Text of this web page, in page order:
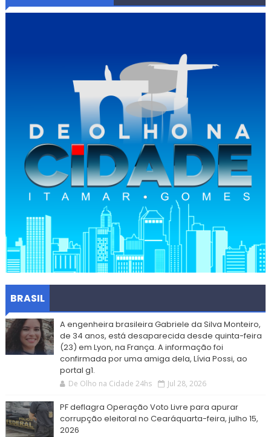
BRASIL
A engenheira brasileira Gabriele da Silva Monteiro,
de 34 anos, está desaparecida desde quinta-feira
(23) em Lyon, na França. A informação foi
confirmada por uma amiga dela, Lívia Possi, ao
portal g1.
De Olho na Cidade 24hs Jul 28, 2026
PF deflagra Operação Voto Livre para apurar
corrupção eleitoral no Cearáquarta-feira, julho 15,
2026